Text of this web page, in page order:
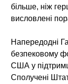
більше, ніж
висловлені
Напередодні
безпековому
США у
Сполучені